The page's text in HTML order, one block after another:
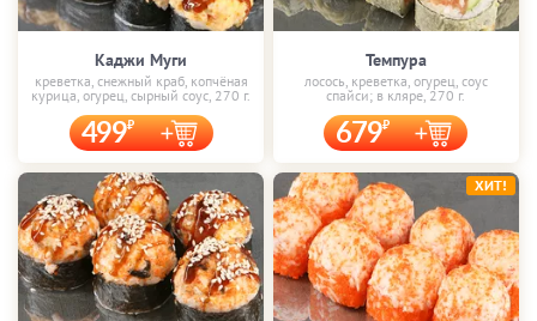
Каджи Муги
креветка, снежный краб, копчёная
курица, огурец, сырный соус, 270 г.
499
Темпура
лосось, креветка, огурец, соус
спайси; в кляре, 270 г.
679
ХИТ!